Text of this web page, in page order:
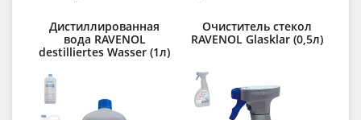
Дистиллированная
вода RAVENOL
destilliertes Wasser (1л)
Очиститель стекол
RAVENOL Glasklar (0,5л)